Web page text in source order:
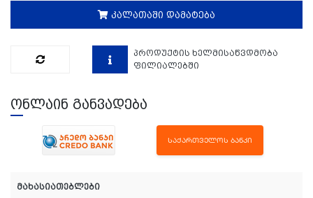
კალათაში დამატება
პროდუქტის ხელმისაწვდმობა
ფილიალებში
ონლაინ განვადება
ᲡᲐᲥᲐᲠᲗᲕᲔᲚᲝᲡ ᲑᲐᲜᲙᲘ
მახასიათებლები